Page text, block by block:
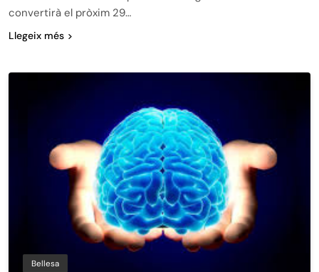
convertirà el pròxim 29…
Llegeix més
Bellesa